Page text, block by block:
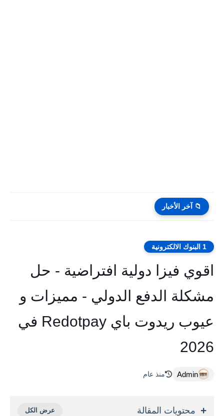
📁 آخر الأخبار
1 البنوك الالكترونية
اقوي فيزا دولية افتراضية - حل
مشكلة الدفع الدولي - مميزات و
عيوب ريدوت باي Redotpay في
2026
Admin منذ عام
محتويات المقالة